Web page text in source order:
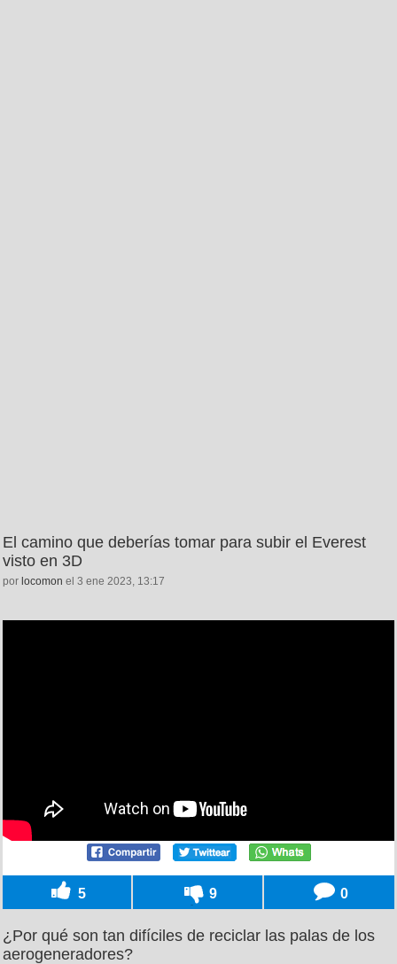
El camino que deberías tomar para subir el Everest
visto en 3D
por locomon el 3 ene 2023, 13:17
5 9 0
¿Por qué son tan difíciles de reciclar las palas de los
aerogeneradores?